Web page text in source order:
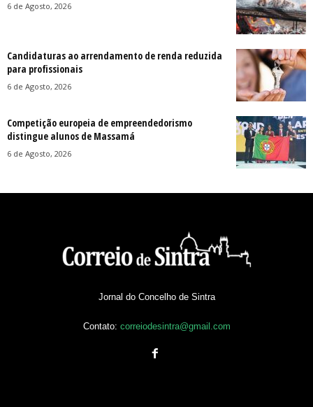
6 de Agosto, 2026
Candidaturas ao arrendamento de renda reduzida
para profissionais
6 de Agosto, 2026
Competição europeia de empreendedorismo
distingue alunos de Massamá
6 de Agosto, 2026
Jornal do Concelho de Sintra
Contato: correiodesintra@gmail.com